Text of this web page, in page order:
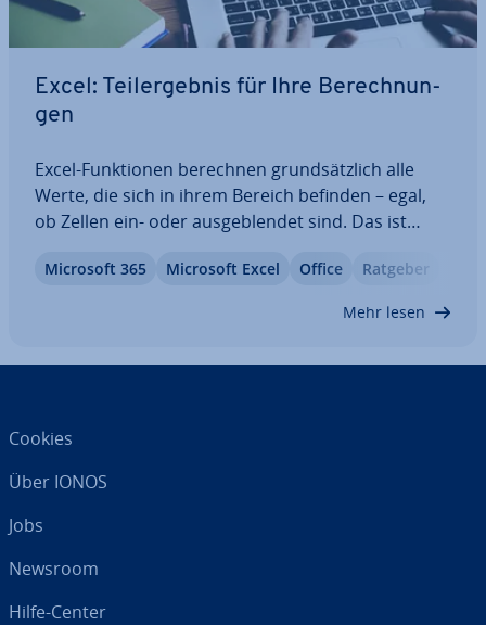
Excel: Teil­ergeb­nis für Ihre Be­rech­nun­
gen
Excel-Funk­tio­nen berechnen grund­sätz­lich alle
Werte, die sich in ihrem Bereich befinden – egal,
ob Zellen ein- oder aus­ge­blen­det sind. Das ist
verändert. Manchmal möchte man aber gerade
Microsoft 365 Microsoft Excel Office Ratgeber
Mehr lesen
Cookies
Über IONOS
Jobs
Newsroom
Hilfe-Center